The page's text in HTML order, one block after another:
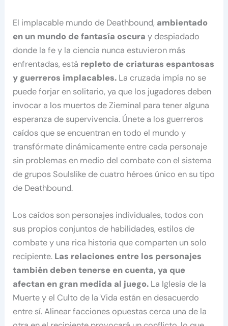
El implacable mundo de Deathbound, ambientado
en un mundo de fantasía oscura y despiadado
donde la fe y la ciencia nunca estuvieron más
enfrentadas, está repleto de criaturas espantosas
y guerreros implacables. La cruzada impía no se
puede forjar en solitario, ya que los jugadores deben
invocar a los muertos de Zieminal para tener alguna
esperanza de supervivencia. Únete a los guerreros
caídos que se encuentran en todo el mundo y
transfórmate dinámicamente entre cada personaje
sin problemas en medio del combate con el sistema
de grupos Soulslike de cuatro héroes único en su tipo
de Deathbound.
Los caídos son personajes individuales, todos con
sus propios conjuntos de habilidades, estilos de
combate y una rica historia que comparten un solo
recipiente. Las relaciones entre los personajes
también deben tenerse en cuenta, ya que
afectan en gran medida al juego. La Iglesia de la
Muerte y el Culto de la Vida están en desacuerdo
entre sí. Alinear facciones opuestas cerca una de la